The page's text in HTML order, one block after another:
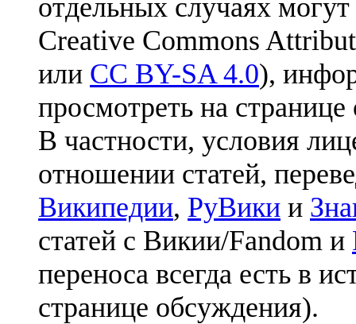
отдельных случаях
Creative Commons
или CC BY-SA 4.0),
просмотреть на
В частности, условия
отношении статей,
Википедии, РуВики и
статей с Викии/Fandom и
переноса всегда есть в
странице обсуждения).